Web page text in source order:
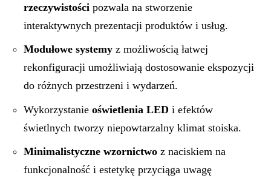
rzeczywistości pozwala na stworzenie
interaktywnych prezentacji produktów i usług.
Modułowe systemy z możliwością łatwej
rekonfiguracji umożliwiają dostosowanie ekspozycji
do różnych przestrzeni i wydarzeń.
Wykorzystanie oświetlenia LED i efektów
świetlnych tworzy niepowtarzalny klimat stoiska.
Minimalistyczne wzornictwo z naciskiem na
funkcjonalność i estetykę przyciąga uwagę